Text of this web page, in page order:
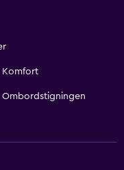
Komfort
Ombordstigningen